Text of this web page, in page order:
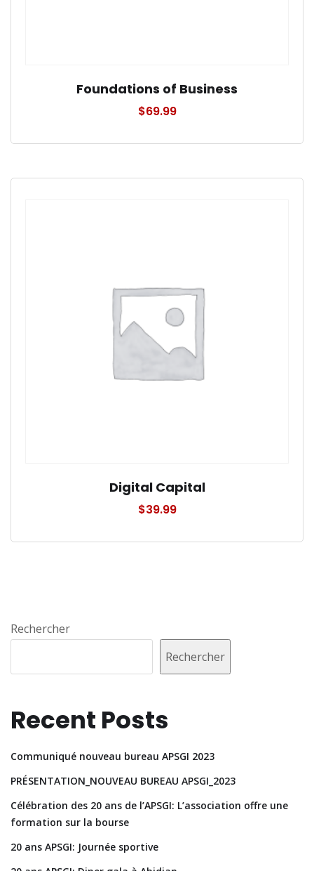
Foundations of Business
$69.99
Digital Capital
$39.99
Rechercher
Rechercher
Recent Posts
Communiqué nouveau bureau APSGI 2023
PRÉSENTATION_NOUVEAU BUREAU APSGI_2023
Célébration des 20 ans de l’APSGI: L’association offre une
formation sur la bourse
20 ans APSGI: Journée sportive